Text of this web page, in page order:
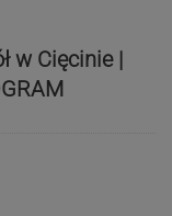
w Cięcinie |